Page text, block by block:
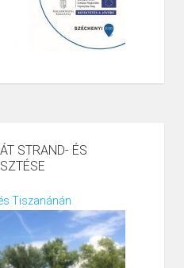
STRAND- ÉS
Tiszanánán